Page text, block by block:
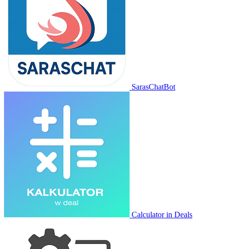
SarasChatBot
Calculator in Deals